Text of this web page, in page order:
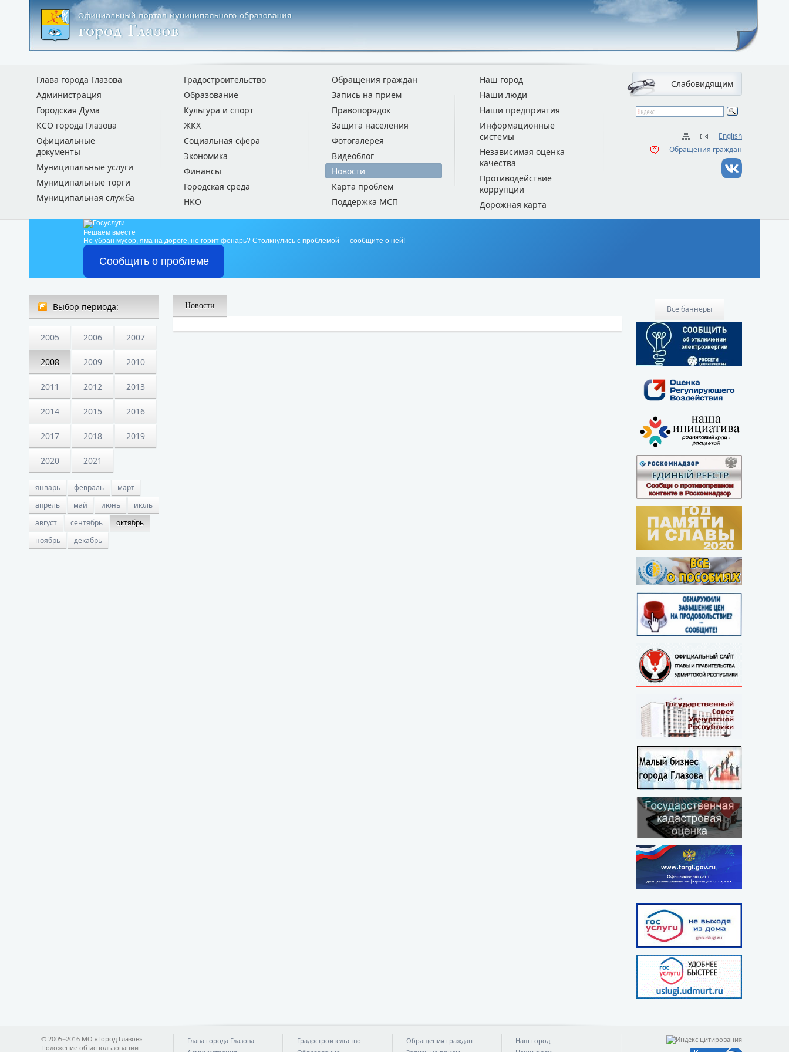
Слабовидящим
English
Обращения граждан
Глава города Глазова
Администрация
Городская Дума
КСО города Глазова
Официальные
документы
Муниципальные услуги
Муниципальные торги
Муниципальная служба
Градостроительство
Образование
Культура и спорт
ЖКХ
Социальная сфера
Экономика
Финансы
Городская среда
НКО
Обращения граждан
Запись на прием
Правопорядок
Защита населения
Фотогалерея
Видеоблог
Новости
Карта проблем
Поддержка МСП
Наш город
Наши люди
Наши предприятия
Информационные
системы
Независимая оценка
качества
Противодействие
коррупции
Дорожная карта
Решаем вместе
Не убран мусор, яма на дороге, не горит фонарь? Столкнулись с проблемой — сообщите о ней!
Сообщить о проблеме
Выбор периода:
2005 2006 2007
2008 2009 2010
2011 2012 2013
2014 2015 2016
2017 2018 2019
2020 2021
январь февраль
март
апрель
май июнь
июль
август
сентябрь
октябрь
ноябрь
декабрь
Все баннеры
Новости
© 2005−2016 МО «Город Глазов»
Положение об использовании
Глава города Глазова
Градостроительство
Обращения граждан
Наш город